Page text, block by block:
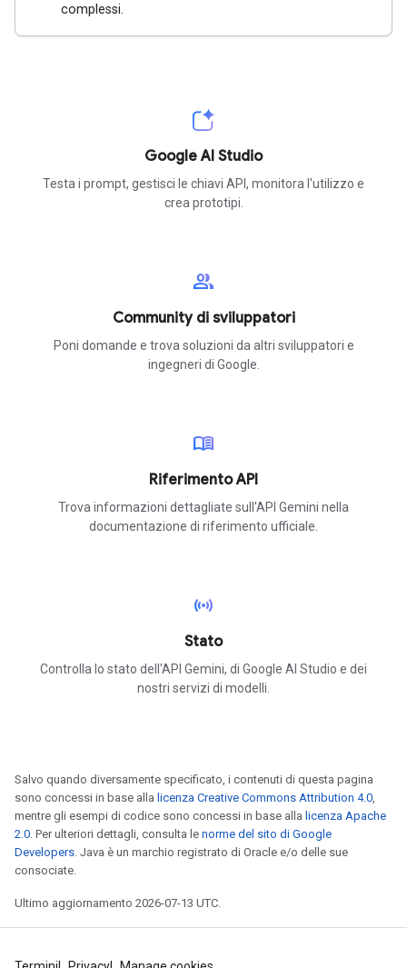
complessi.
Google AI Studio
Testa i prompt, gestisci le chiavi API, monitora l'utilizzo e
crea prototipi.
group
Community di sviluppatori
Poni domande e trova soluzioni da altri sviluppatori e
ingegneri di Google.
menu_book
Riferimento API
Trova informazioni dettagliate sull'API Gemini nella
documentazione di riferimento ufficiale.
sensors
Stato
Controlla lo stato dell'API Gemini, di Google AI Studio e dei
nostri servizi di modelli.
Salvo quando diversamente specificato, i contenuti di questa pagina
sono concessi in base alla licenza Creative Commons Attribution 4.0
mentre gli esempi di codice sono concessi in base alla licenza Apache
2.0 . Per ulteriori dettagli, consulta le norme del sito di Google
Developers . Java è un marchio registrato di Oracle e/o delle sue
consociate.
Ultimo aggiornamento 2026-07-13 UTC.